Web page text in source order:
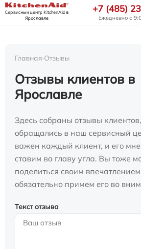
Сервисный центр KitchenAidв
Ярославле
+7 (485)
Ежедневно с
Главная›Отзывы
Отзывы клиентов в
Ярославле
Здесь собраны отзывы
обращались в наш сервисный
важен каждый клиент, и его
ставим во главу угла. Вы тоже
поделиться своим
обязательно примем его во
Текст отзыва